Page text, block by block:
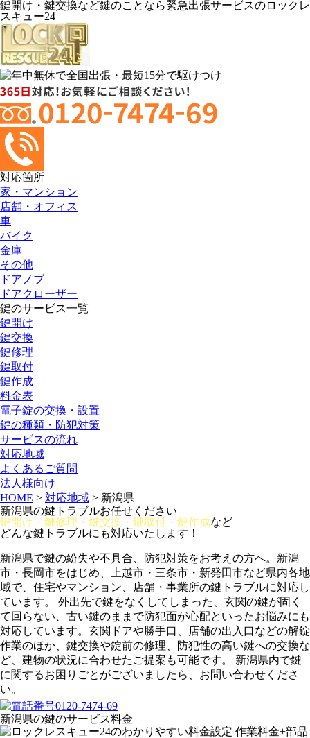
鍵開け・鍵交換など鍵のことなら緊急出張サービスのロックレ
スキュー24
対応箇所
家・マンション
店舗・オフィス
車
バイク
金庫
その他
ドアノブ
ドアクローザー
鍵のサービス一覧
鍵開け
鍵交換
鍵修理
鍵取付
鍵作成
料金表
電子錠の交換・設置
鍵の種類・防犯対策
サービスの流れ
対応地域
よくあるご質問
法人様向け
HOME > 対応地域 > 新潟県
新潟県の鍵トラブルお任せください
鍵開け・鍵修理・鍵交換・鍵取付・鍵作成など
どんな鍵トラブルにも対応いたします！
新潟県で鍵の紛失や不具合、防犯対策をお考えの方へ。新潟
市・長岡市をはじめ、上越市・三条市・新発田市など県内各地
域で、住宅やマンション、店舗・事業所の鍵トラブルに対応し
ています。 外出先で鍵をなくしてしまった、玄関の鍵が固く
て回らない、古い鍵のままで防犯面が心配といったお悩みにも
対応しています。玄関ドアや勝手口、店舗の出入口などの解錠
作業のほか、鍵交換や錠前の修理、防犯性の高い鍵への交換な
ど、建物の状況に合わせたご提案も可能です。 新潟県内で鍵
に関するお困りごとがございましたら、お問い合わせくださ
い。
新潟県の鍵のサービス料金